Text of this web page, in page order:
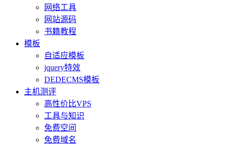
网络工具
网站源码
书籍教程
模板
自适应模板
jquery特效
DEDECMS模板
主机测评
高性价比VPS
工具与知识
免费空间
免费域名